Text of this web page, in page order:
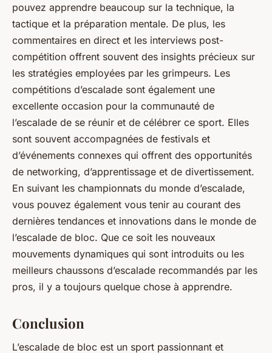
pouvez apprendre beaucoup sur la technique, la
tactique et la préparation mentale. De plus, les
commentaires en direct et les interviews post-
compétition offrent souvent des insights précieux sur
les stratégies employées par les grimpeurs. Les
compétitions d’escalade sont également une
excellente occasion pour la communauté de
l’escalade de se réunir et de célébrer ce sport. Elles
sont souvent accompagnées de festivals et
d’événements connexes qui offrent des opportunités
de networking, d’apprentissage et de divertissement.
En suivant les championnats du monde d’escalade,
vous pouvez également vous tenir au courant des
dernières tendances et innovations dans le monde de
l’escalade de bloc. Que ce soit les nouveaux
mouvements dynamiques qui sont introduits ou les
meilleurs chaussons d’escalade recommandés par les
pros, il y a toujours quelque chose à apprendre.
Conclusion
L’escalade de bloc est un sport passionnant et